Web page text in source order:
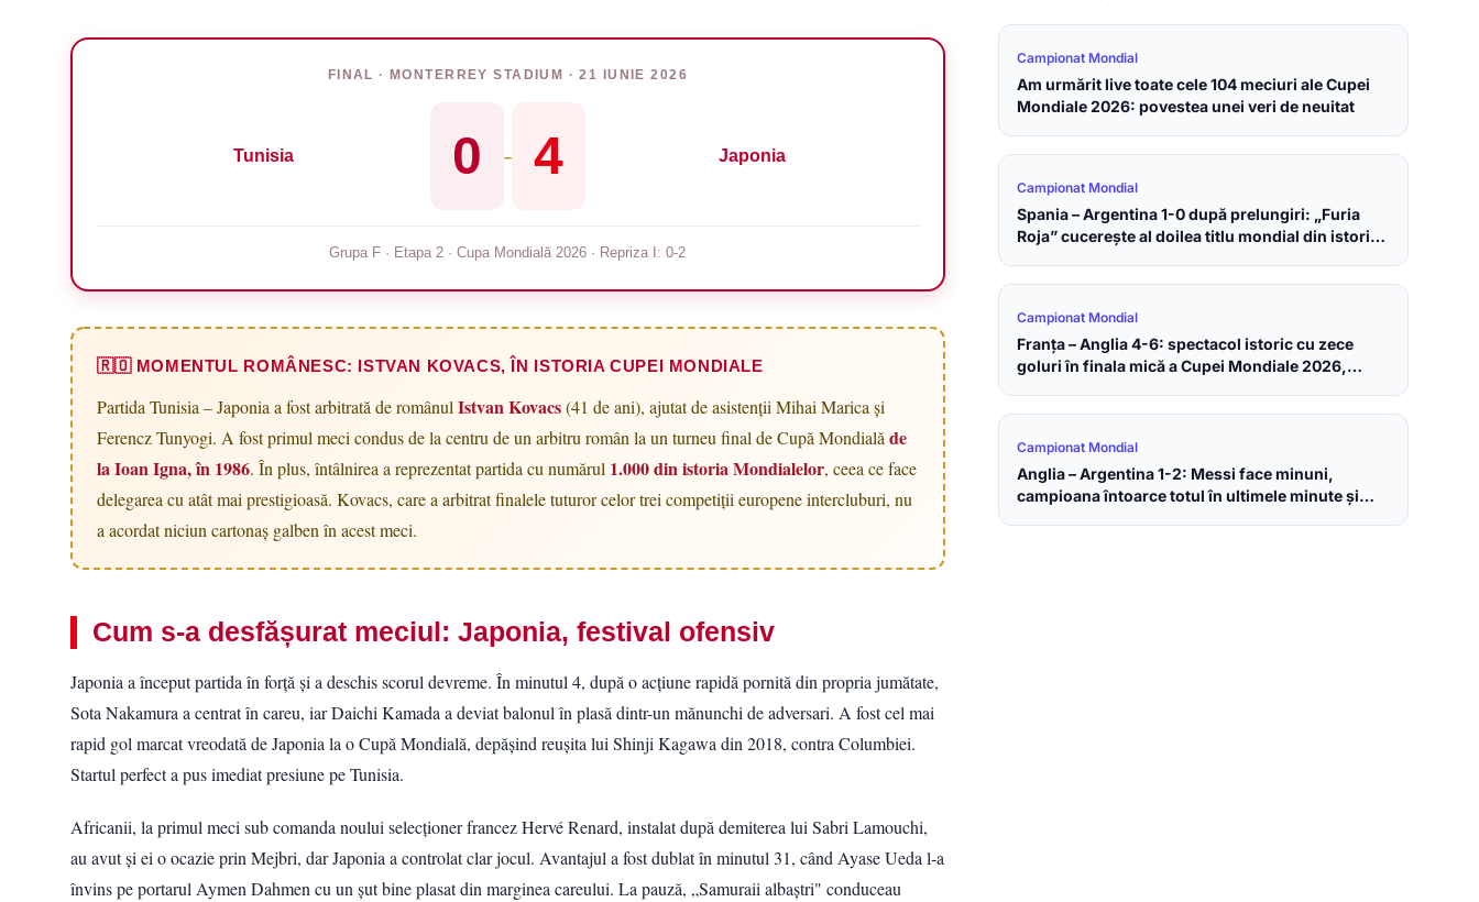
FINAL · MONTERREY STADIUM · 21 IUNIE 2026
Tunisia 0 – 4 Japonia
Grupa F · Etapa 2 · Cupa Mondială 2026 · Repriza I: 0-2
🇷🇴 MOMENTUL ROMÂNESC: ISTVAN KOVACS, ÎN ISTORIA CUPEI MONDIALE
Partida Tunisia – Japonia a fost arbitrată de românulIstvan Kovacs(41 de ani), ajutat de asistenții Mihai Marica și
Ferencz Tunyogi. A fost primul meci condus de la centru de un arbitru român la un turneu final de Cupă Mondialăde
la Ioan Igna, în 1986. În plus, întâlnirea a reprezentat partida cu numărul 1.000 din istoria Mondialelor, ceea ce face
delegarea cu atât mai prestigioasă. Kovacs, care a arbitrat finalele tuturor celor trei competiții europene intercluburi, nu
a acordat niciun cartonaș galben în acest meci.
Cum s-a desfășurat meciul: Japonia, festival ofensiv
Japonia a început partida în forță și a deschis scorul devreme. În minutul 4, după o acțiune rapidă pornită din propria jumătate,
Sota Nakamura a centrat în careu, iar Daichi Kamada a deviat balonul în plasă dintr-un mănunchi de adversari. A fost cel mai
rapid gol marcat vreodată de Japonia la o Cupă Mondială, depășind reușita lui Shinji Kagawa din 2018, contra Columbiei.
Startul perfect a pus imediat presiune pe Tunisia.
Africanii, la primul meci sub comanda noului selecționer francez Hervé Renard, instalat după demiterea lui Sabri Lamouchi,
au avut și ei o ocazie prin Mejbri, dar Japonia a controlat clar jocul. Avantajul a fost dublat în minutul 31, când Ayase Ueda l-a
învins pe portarul Aymen Dahmen cu un șut bine plasat din marginea careului. La pauză, „Samuraii albaștri" conduceau
Campionat Mondial
Am urmărit live toate cele 104 meciuri ale Cupei
Mondiale 2026: povestea unei veri de neuitat
Campionat Mondial
Spania – Argentina 1-0 după prelungiri: „Furia
Roja” cucerește al doilea titlu mondial din istorie
Campionat Mondial
Franța – Anglia 4-6: spectacol istoric cu zece
goluri în finala mică a Cupei Mondiale 2026,
Campionat Mondial
Anglia – Argentina 1-2: Messi face minuni,
campioana întoarce totul în ultimele minute și